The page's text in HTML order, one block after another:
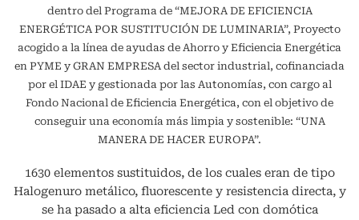
dentro del Programa de “MEJORA DE EFICIENCIA
ENERGÉTICA POR SUSTITUCIÓN DE LUMINARIA”, Proyecto
acogido a la línea de ayudas de Ahorro y Eficiencia Energética
en PYME y GRAN EMPRESA del sector industrial, cofinanciada
por el IDAE y gestionada por las Autonomías, con cargo al
Fondo Nacional de Eficiencia Energética, con el objetivo de
conseguir una economía más limpia y sostenible: “UNA
MANERA DE HACER EUROPA”.
1630 elementos sustituidos, de los cuales eran de tipo
Halogenuro metálico, fluorescente y resistencia directa, y
se ha pasado a alta eficiencia Led con domótica